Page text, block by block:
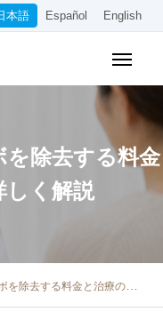
本語 Español English
除去する料金
しく解説
る料金と治療の流れを詳しく解説